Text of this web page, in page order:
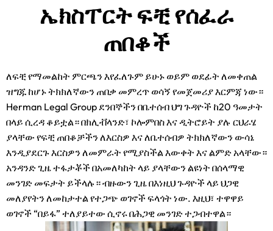
ኤክስፐርት ፍቺ የሰፈራ
ጠበቆች
ለፍቺ የማመልከት ምርጫን እየፈለጉም ይሁኑ ወይም ወደፊት ለመቀጠል
ዝግጁ ከሆኑ ትክክለኛውን ጠበቃ መምረጥ ወሳኝ የመጀመሪያ እርምጃ ነው።
Herman Legal Group ደንበኞችን በቤተሰብ ህግ ጉዳዮች ከ20 ዓመታት
በላይ ሲረዳ ቆይቷል። በክሊቭላንድ፣ ኮሎምበስ እና ዲትሮይት ያሉ ርህራሄ
ያላቸው የፍቺ ጠበቆቻችን ለእርስዎ እና ለቤተሰብዎ ትክክለኛውን ውሳኔ
እንዲያደርጉ እርስዎን ለመምራት የሚያስችል እውቀት እና ልምድ አላቸው።
አንዳንድ ጊዜ ተፋታቾች በአመለካከት ላይ ያላቸውን ልዩነት በሰላማዊ
መንገድ መፍታት ይችላሉ። ብዙውን ጊዜ በእነዚህ ጉዳዮች ላይ ህጋዊ
መለያየትን ለመከታተል የተጋጭ ወገኖች ፍላጎት ነው. እዚህ፣ ተዋዋይ
ወገኖች “በይፋ” ተለያይተው ሲኖሩ በሕጋዊ መንገድ ተጋብተዋል።